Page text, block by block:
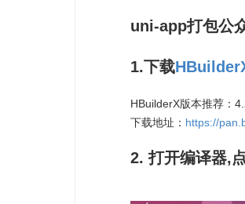
uni-app打包公
1.下载
HBuilderX版本推荐：
下载地址： https://
2. 打开编译器,